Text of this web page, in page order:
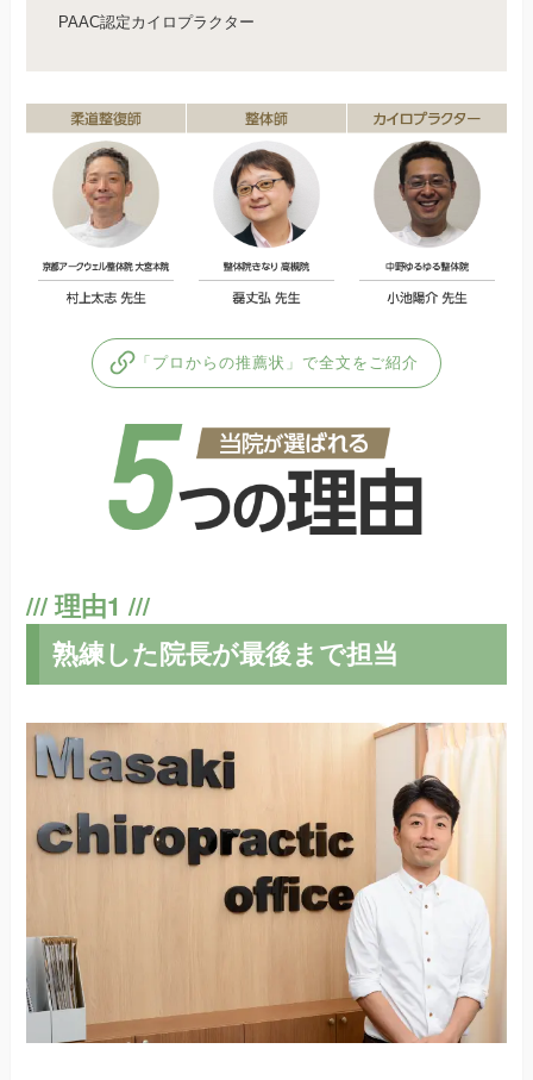
PAAC認定カイロプラクター
「プロからの推薦状」で全文をご紹介
熟練した院長が最後まで担当